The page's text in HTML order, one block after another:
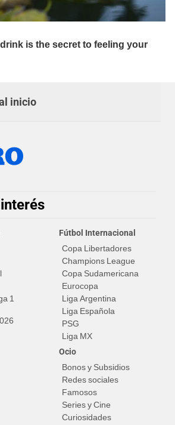
inicio
1
Fútbol Internacional
Copa Libertadores
Champions League
Copa Sudamericana
Eurocopa
Liga Argentina
Liga Española
PSG
Liga MX
Ocio
Bonos y Subsidios
Redes sociales
Famosos
Series y Cine
Curiosidades